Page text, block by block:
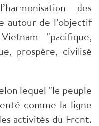
des
autour de l’objectif
"pacifique,
prospère, civilisé
lequel "le peuple
comme la ligne
activités du Front.